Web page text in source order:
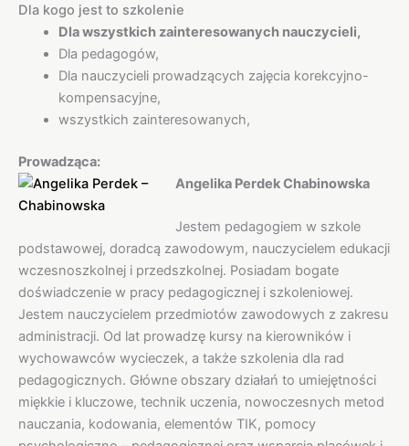
Dla kogo jest to szkolenie
Dla wszystkich zainteresowanych nauczycieli,
Dla pedagogów,
Dla nauczycieli prowadzących zajęcia korekcyjno-
kompensacyjne,
wszystkich zainteresowanych,
Prowadząca:
Angelika Perdek Chabinowska
Jestem pedagogiem w szkole
podstawowej, doradcą zawodowym, nauczycielem edukacji
wczesnoszkolnej i przedszkolnej. Posiadam bogate
doświadczenie w pracy pedagogicznej i szkoleniowej.
Jestem nauczycielem przedmiotów zawodowych z zakresu
administracji. Od lat prowadzę kursy na kierowników i
wychowawców wycieczek, a także szkolenia dla rad
pedagogicznych. Główne obszary działań to umiejętności
miękkie i kluczowe, technik uczenia, nowoczesnych metod
nauczania, kodowania, elementów TIK, pomocy